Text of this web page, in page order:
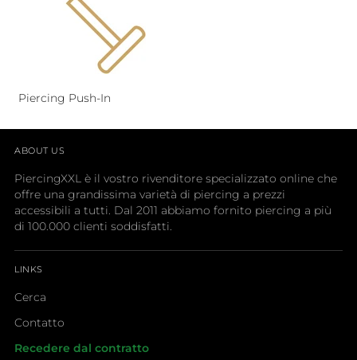
Piercing Push-In
ABOUT US
PiercingXXL è il vostro rivenditore specializzato online che
offre una grandissima varietà di piercing a prezzi
accessibili a tutti. Dal 2011 abbiamo fornito piercing a più
di 100.000 clienti soddisfatti.
LINKS
Cerca
Contatto
Recedere dal contratto